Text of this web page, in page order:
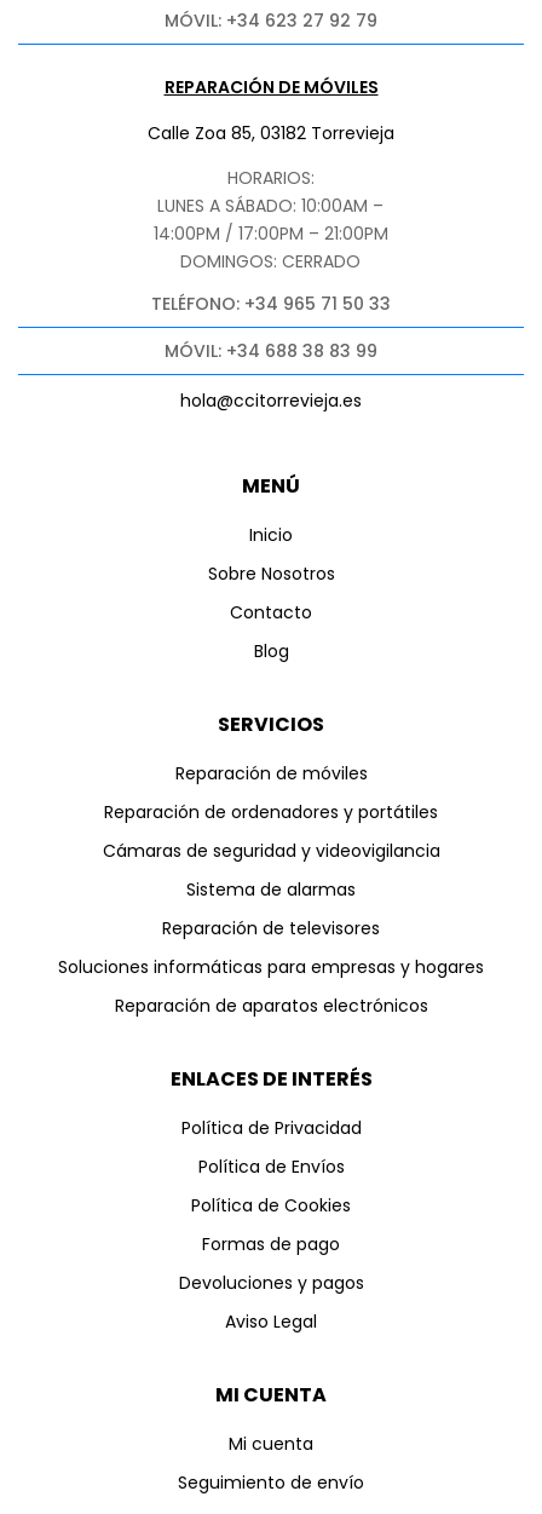
MENÚ
Inicio
Sobre Nosotros
Contacto
Blog
SERVICIOS
Reparación de móviles
Reparación de ordenadores y portátiles
Cámaras de seguridad y videovigilancia
Sistema de alarmas
Reparación de televisores
Soluciones informáticas para empresas y hogares
Reparación de aparatos electrónicos
ENLACES DE INTERÉS
Política de Privacidad
Política de Envíos
Política de Cookies
Formas de pago
Devoluciones y pagos
Aviso Legal
MI CUENTA
Mi cuenta
Seguimiento de envío
MÓVIL: +34 623 27 92 79
REPARACIÓN DE MÓVILES
Calle Zoa 85, 03182 Torrevieja
HORARIOS:
LUNES A SÁBADO: 10:00AM –
14:00PM / 17:00PM – 21:00PM
DOMINGOS: CERRADO
TELÉFONO: +34 965 71 50 33
MÓVIL: +34 688 38 83 99
hola@ccitorrevieja.es